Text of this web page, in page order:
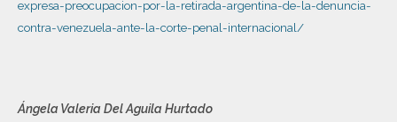
expresa-preocupacion-por-la-retirada-argentina-de-la-denuncia-
contra-venezuela-ante-la-corte-penal-internacional/
Ángela Valeria Del Aguila Hurtado